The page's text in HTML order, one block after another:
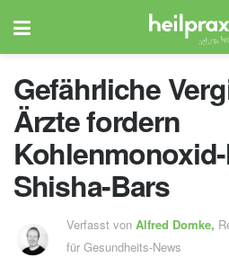
Gefährliche
Ärzte fordern
Shisha-Bars
Verfasst von Alfred Domke,
für Gesundheits-News